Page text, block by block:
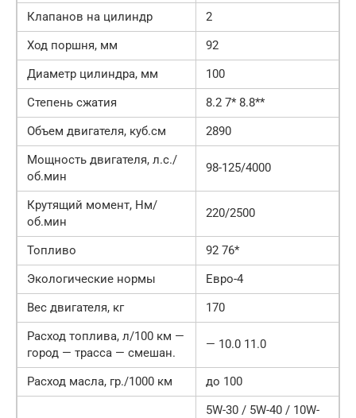
Клапанов на цилиндр
2
Ход поршня, мм
92
Диаметр цилиндра, мм
100
Степень сжатия
8.2 7* 8.8**
Объем двигателя, куб.см
2890
Мощность двигателя, л.с./
об.мин
98-125/4000
Крутящий момент, Нм/
об.мин
220/2500
Топливо
92 76*
Экологические нормы
Евро-4
Вес двигателя, кг
170
Расход топлива, л/100 км —
город — трасса — смешан.
— 10.0 11.0
Расход масла, гр./1000 км до 100
5W-30 / 5W-40 / 10W-